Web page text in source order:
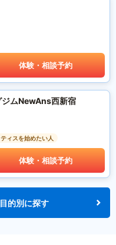
体験・相談予約
ジムNewAns西新宿
ィスを始めたい人
体験・相談予約
的別に探す